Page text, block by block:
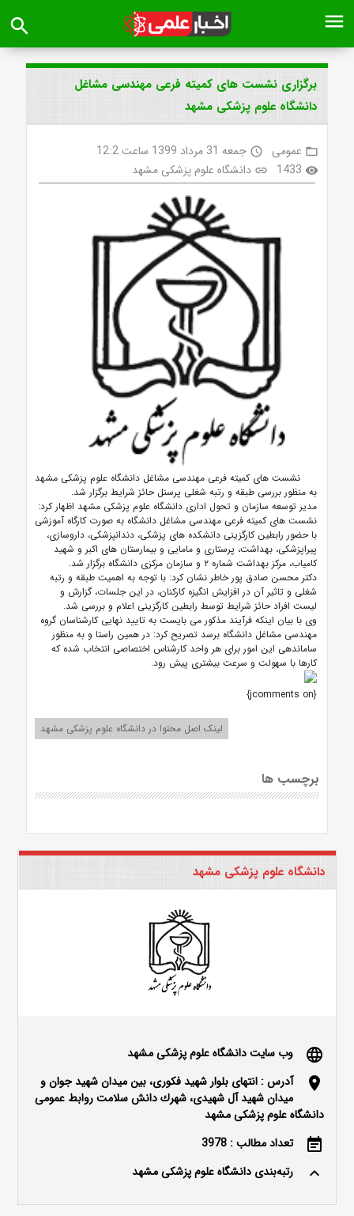
menu
search
برگزاری نشست های کمیته فرعی مهندسی مشاغل
دانشگاه علوم پزشکی مشهد
folder_open عمومی access_time جمعه 31 مرداد 1399 ساعت 12:2
visibility
1433
link دانشگاه علوم پزشکی مشهد
نشست های کمیته فرعی مهندسی مشاغل دانشگاه علوم پزشکی مشهد
به منظور بررسی طبقه و رتبه شغلی پرسنل حائز شرایط برگزار شد.
مدیر توسعه سازمان و تحول اداری دانشگاه علوم پزشکی مشهد اظهار کرد:
نشست های کمیته فرعی مهندسی مشاغل دانشگاه به صورت کارگاه آموزشی
با حضور رابطین کارگزینی دانشکده های پزشکی، دندانپزشکی، داروسازی،
پیراپزشکی، بهداشت، پرستاری و مامایی و بیمارستان های اکبر و شهید
کامیاب، مرکز بهداشت شماره ۲ و سازمان مرکزی دانشگاه برگزار شد.
دکتر محسن صادق پور خاطر نشان کرد: با توجه به اهمیت طبقه و رتبه
شغلی و تاثیر آن در افزایش انگیزه کارکنان، در این جلسات، گزارش و
لیست افراد حائز شرایط توسط رابطین کارگزینی اعلام و بررسی شد.
وی با بیان اینکه فرآیند مذکور می بایست به تایید نهایی کارشناسان گروه
مهندسی مشاغل دانشگاه برسد تصریح کرد: در همین راستا و به منظور
ساماندهی این امور برای هر واحد کارشناس اختصاصی انتخاب شده که
کارها با سهولت و سرعت بیشتری پیش رود.
{jcomments on}
لینک اصل محتوا در دانشگاه علوم پزشکی مشهد
برچسب ها
دانشگاه علوم پزشکی مشهد
language وب سایت دانشگاه علوم پزشکی مشهد
location_on
آدرس : انتهای بلوار شهید فکوری، بین میدان شهید جوان و
میدان شهید آل شهیدی، شهرك دانش سلامت روابط عمومی
دانشگاه علوم پزشکی مشهد
event_note تعداد مطالب : 3978
keyboard_arrow_up رتبه‌بندی دانشگاه علوم پزشکی مشهد